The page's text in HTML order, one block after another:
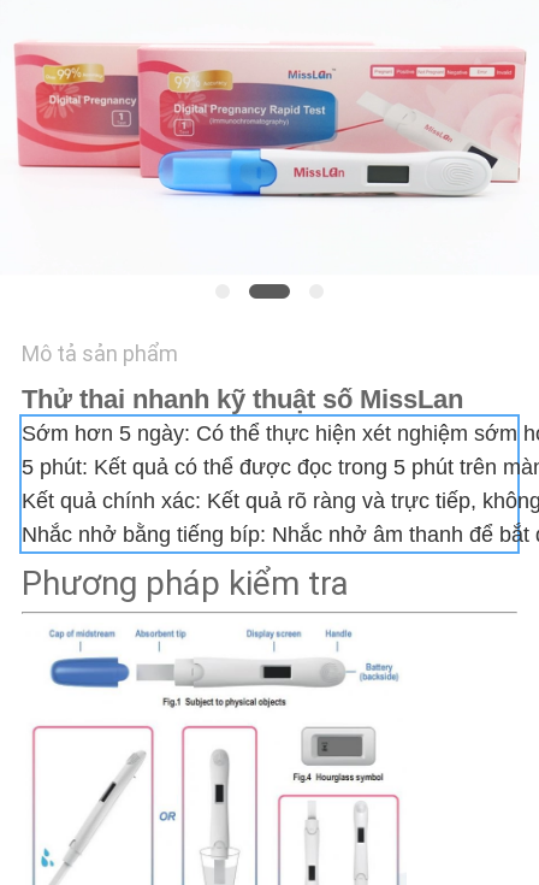
YÊU
CẦU
BÁO
Mô tả sản phẩm
Thử thai nhanh kỹ thuật số MissLan
Sớm hơn 5 ngày: Có thể thực hiện xét nghiệm sớm
5 phút: Kết quả có thể được đọc trong 5 phút trên
Kết quả chính xác: Kết quả rõ ràng và trực tiếp,
Nhắc nhở bằng tiếng bíp: Nhắc nhở âm thanh để bắt
Phương pháp kiểm tra